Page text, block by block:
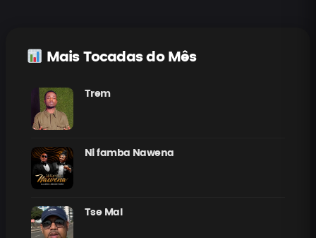
Mais Tocadas do Mês
Trem
Ni famba Nawena
Tse Mal